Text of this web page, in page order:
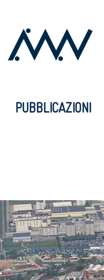
PUBBLICAZIONI